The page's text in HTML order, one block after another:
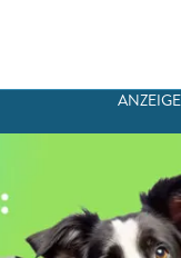
ANZEIGE